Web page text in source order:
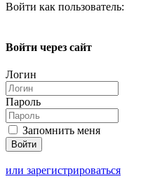
Войти как пользователь:
Войти через сайт
Логин
Пароль
Запомнить меня
или зарегистрироваться